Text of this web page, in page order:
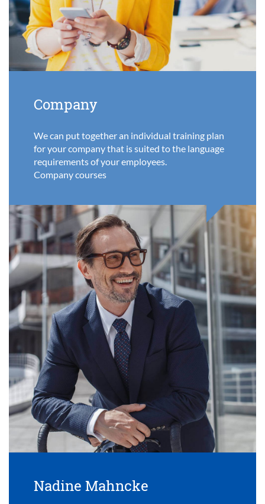
Company
We can put together an individual training plan
for your company that is suited to the language
requirements of your employees.
Company courses
Nadine Mahncke